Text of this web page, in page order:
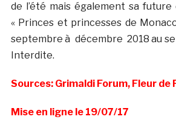
de l’été mais également sa
« Princes et princesses de
septembre à décembre 2018 au
Interdite.
Sources: Grimaldi Forum, Fleur de
Mise en ligne le 19/07/17